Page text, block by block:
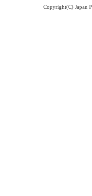
Copyright(C) Japan